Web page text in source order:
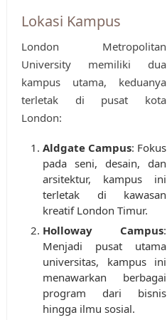
Lokasi Kampus
London Metropolitan
University memiliki dua
kampus utama, keduanya
terletak di pusat kota
London:
Aldgate Campus: Fokus
pada seni, desain, dan
arsitektur, kampus ini
terletak di kawasan
kreatif London Timur.
Holloway Campus:
Menjadi pusat utama
universitas, kampus ini
menawarkan berbagai
program dari bisnis
hingga ilmu sosial.